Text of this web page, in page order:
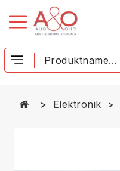
Elektronik